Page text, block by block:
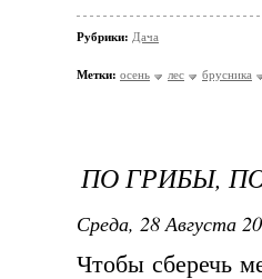
Рубрики: Дача
Метки: осень лес брусника
ПО ГРИБЫ,
Среда, 28 Августа
Чтобы сберечь